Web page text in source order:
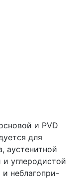
и PVD
для
аустенитной
углеродистой
неблагопри-